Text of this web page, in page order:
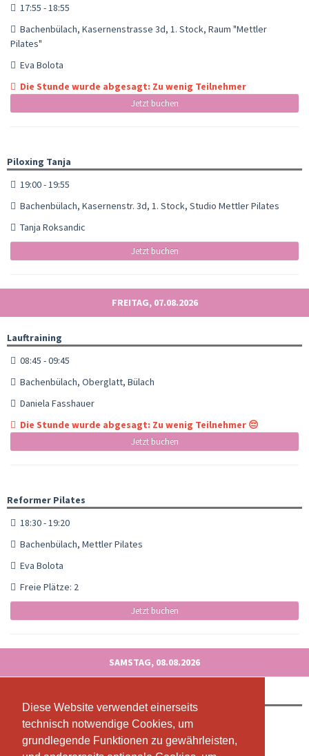
Diese Website verwendet einerseits
technisch notwendige Cookies, um
grundlegende Funktionen zu gewährleisten,
Diese Website verwendet einerseits
technisch notwendige Cookies, um
grundlegende Funktionen zu gewährleisten,
17:55 - 18:55
Bachenbülach, Kasernenstrasse 3d, 1. Stock, Raum "Mettler
Pilates"
Eva Bolota
Die Stunde wurde abgesagt: Zu wenig Teilnehmer
Jetzt buchen
Piloxing Tanja
19:00 - 19:55
Bachenbülach, Kasernenstr. 3d, 1. Stock, Studio Mettler Pilates
Tanja Roksandic
Jetzt buchen
FREITAG, 07.08.2026
Lauftraining
08:45 - 09:45
Bachenbülach, Oberglatt, Bülach
Daniela Fasshauer
Die Stunde wurde abgesagt: Zu wenig Teilnehmer 😔
Jetzt buchen
Reformer Pilates
18:30 - 19:20
Bachenbülach, Mettler Pilates
Eva Bolota
Freie Plätze: 2
Jetzt buchen
SAMSTAG, 08.08.2026
Mit Livestream
09:00 - 10:00